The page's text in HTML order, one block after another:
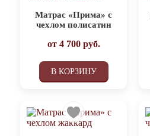
Матрас «Прима» с
чехлом полисатин
от 4 700руб.
В КОРЗИНУ